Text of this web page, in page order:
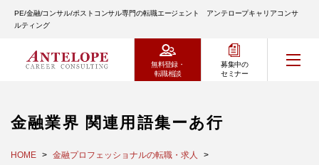
PE/金融/コンサル/ポストコンサル専門の転職エージェント アンテロープキャリアコンサ
ルティング
無料登録・
転職相談
募集中の
セミナー
金融業界 関連用語集ーあ行
HOME
金融プロフェッショナルの転職・求人